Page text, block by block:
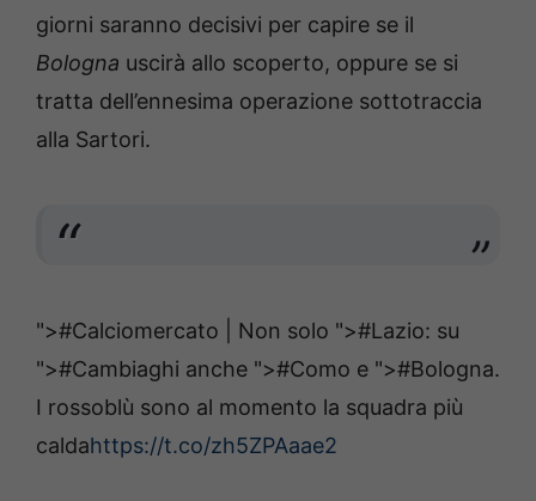
giorni saranno decisivi per capire se il
Bologna uscirà allo scoperto, oppure se si
tratta dell’ennesima operazione sottotraccia
alla Sartori.
">#Calciomercato | Non solo ">#Lazio: su
">#Cambiaghi anche ">#Como e ">#Bologna.
I rossoblù sono al momento la squadra più
caldahttps://t.co/zh5ZPAaae2